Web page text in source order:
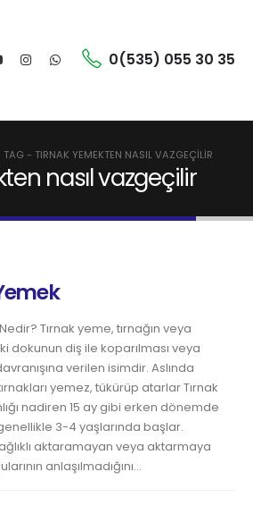
0(535) 055 30 35
TAG - TIRNAK YEMEKTEN NASIL VAZGEÇILIR
nasıl vazgeçilir
Tırnak yeme, tırnağın veya
dokunun diş ile koparılması veya
verilen isimdir. Aslında
yemez, tükürüp atarlar Tırnak
nadiren 15 ay gibi erken dönemde
3-4 yaşlarında başlar.
aktaramayan veya aktarmaya
anlaşılmadığını...